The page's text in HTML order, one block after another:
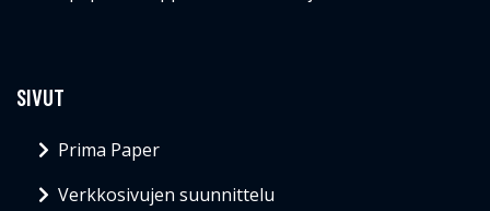
SIVUT
Prima Paper
Verkkosivujen suunnittelu